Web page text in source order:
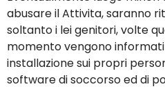
abusare il Attivita, saranno
soltanto i lei genitori, volte
momento vengono
installazione sui propri
software di soccorso ed di